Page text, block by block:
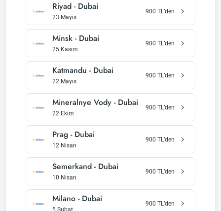
Riyad - Dubai
23 Mayıs
900 TL’den
Minsk - Dubai
25 Kasım
900 TL’den
Katmandu - Dubai
22 Mayıs
900 TL’den
Mineralnye Vody - Dubai
22 Ekim
900 TL’den
Prag - Dubai
12 Nisan
900 TL’den
Semerkand - Dubai
10 Nisan
900 TL’den
Milano - Dubai
5 Şubat
900 TL’den